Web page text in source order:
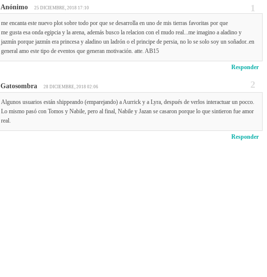
Anónimo 25 DICIEMBRE, 2018 17:10
me encanta este nuevo plot sobre todo por que se desarrolla en uno de mis tierras favoritas por que
me gusta esa onda egipcia y la arena, además busco la relacion con el mudo real...me imagino a aladino y
jazmín porque jazmín era princesa y aladino un ladrón o el principe de persia, no lo se solo soy un soñador..en
general amo este tipo de eventos que generan motivación. atte. AB15
Responder
Gatosombra 28 DICIEMBRE, 2018 02:06
Algunos usuarios están shippeando (emparejando) a Aurrick y a Lyra, después de verlos interactuar un pocco.
Lo mismo pasó con Tomos y Nabile, pero al final, Nabile y Jazan se casaron porque lo que sintieron fue amor
real.
Responder